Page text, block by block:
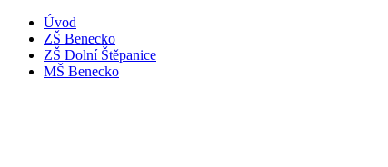
Úvod
ZŠ Benecko
ZŠ Dolní Štěpanice
MŠ Benecko